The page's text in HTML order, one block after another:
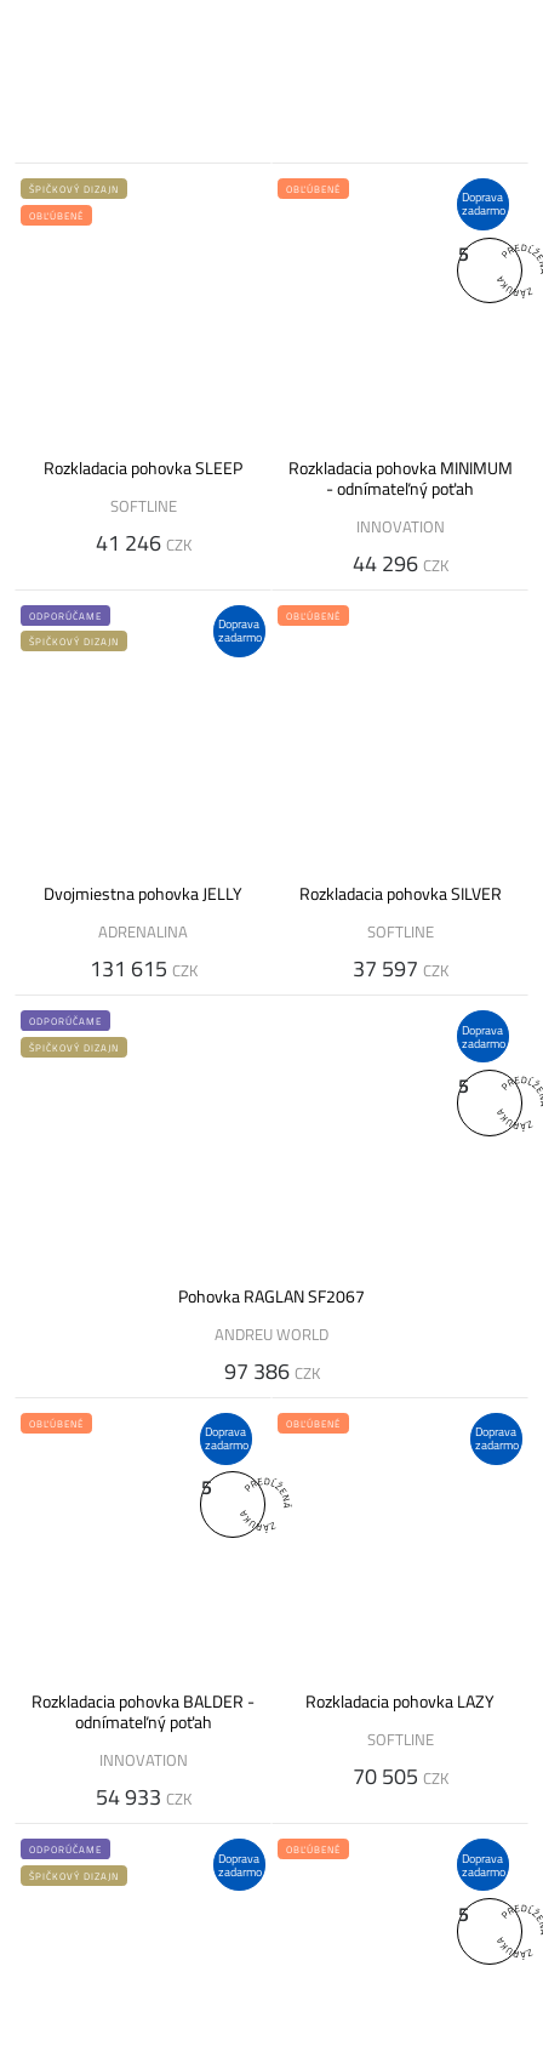
ŠPIČKOVÝ DIZAJN
OBĽÚBENÉ
Rozkladacia pohovka SLEEP
SOFTLINE
41 246 CZK
Doprava
zadarmo
5
OBĽÚBENÉ
Rozkladacia pohovka MINIMUM
- odnímateľný poťah
INNOVATION
44 296 CZK
Doprava
zadarmo
ODPORÚČAME
ŠPIČKOVÝ DIZAJN
Dvojmiestna pohovka JELLY
ADRENALINA
131 615 CZK
OBĽÚBENÉ
Rozkladacia pohovka SILVER
SOFTLINE
37 597 CZK
Doprava
zadarmo
5
ODPORÚČAME
ŠPIČKOVÝ DIZAJN
Pohovka RAGLAN SF2067
ANDREU WORLD
97 386 CZK
Doprava
zadarmo
5
OBĽÚBENÉ
Rozkladacia pohovka BALDER -
odnímateľný poťah
INNOVATION
54 933 CZK
Doprava
zadarmo
OBĽÚBENÉ
Rozkladacia pohovka LAZY
SOFTLINE
70 505 CZK
Doprava
zadarmo
ODPORÚČAME
ŠPIČKOVÝ DIZAJN
Doprava
zadarmo
5
OBĽÚBENÉ